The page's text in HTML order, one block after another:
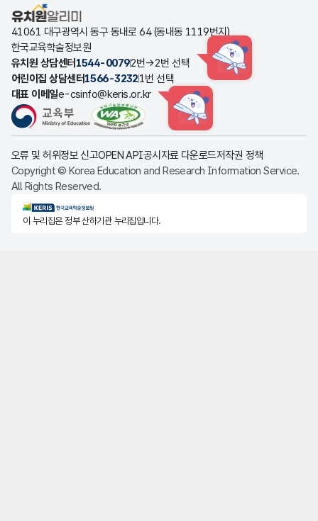
유치원알리미
41061 대구광역시 동구 동내로 64 (동내동 1119번지)
한국교육학술정보원
유치원 상담센터 1544-00792번→2번 선택 HINT
어린이집 상담센터1566-32321번 선택
대표 이메일e-csinfo@keris.or.kr
HINT
오류 및 허위정보 신고OPEN API공시자료 다운로드저작권 정책
Copyright © Korea Education and Research Information Service.
All Rights Reserved.
KERIS한국교육학술정보원
이 누리집은 정부 산하기관 누리집입니다.